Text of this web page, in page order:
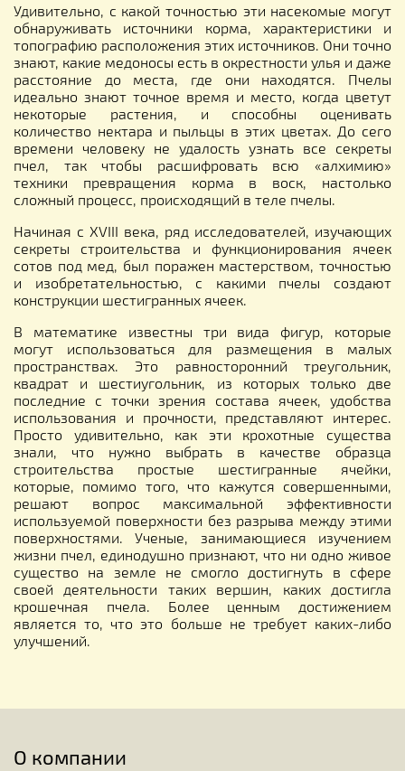
Удивительно, с какой точностью эти насекомые могут
обнаруживать источники корма, характеристики и
топографию расположения этих источников. Они точно
знают, какие медоносы есть в окрестности улья и даже
расстояние до места, где они находятся. Пчелы
идеально знают точное время и место, когда цветут
некоторые растения, и способны оценивать
количество нектара и пыльцы в этих цветах. До сего
времени человеку не удалость узнать все секреты
пчел, так чтобы расшифровать всю «алхимию»
техники превращения корма в воск, настолько
сложный процесс, происходящий в теле пчелы.
Начиная с XVIII века, ряд исследователей, изучающих
секреты строительства и функционирования ячеек
сотов под мед, был поражен мастерством, точностью
и изобретательностью, с какими пчелы создают
конструкции шестигранных ячеек.
В математике известны три вида фигур, которые
могут использоваться для размещения в малых
пространствах. Это равносторонний треугольник,
квадрат и шестиугольник, из которых только две
последние с точки зрения состава ячеек, удобства
использования и прочности, представляют интерес.
Просто удивительно, как эти крохотные существа
знали, что нужно выбрать в качестве образца
строительства простые шестигранные ячейки,
которые, помимо того, что кажутся совершенными,
решают вопрос максимальной эффективности
используемой поверхности без разрыва между этими
поверхностями. Ученые, занимающиеся изучением
жизни пчел, единодушно признают, что ни одно живое
существо на земле не смогло достигнуть в сфере
своей деятельности таких вершин, каких достигла
крошечная пчела. Более ценным достижением
является то, что это больше не требует каких-либо
улучшений.
О компании